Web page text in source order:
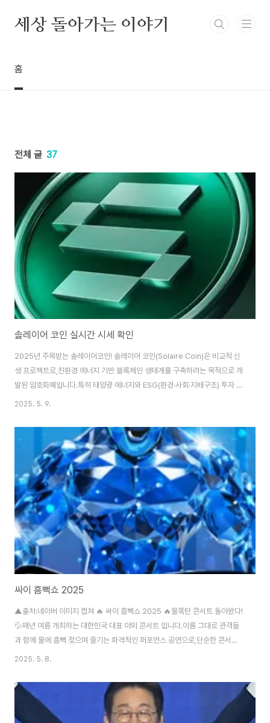
세상 돌아가는 이야기
홈
전체 글 37
솔레이어 코인 실시간 시세 확인
2025년 주목받는 솔레이어코인! 솔레이어 코인(Solaire Coin)은 비교적 신
생 프로젝트로,친환경 에너지 기반 블록체인 생태계를 구축하려는 목적으로 개
발된 암호화폐입니다.특히 태양광 에너지와 ESG(환경·사회·지배구조) 투자 트
렌드를 접목한 것이 주요 특징입니다. 실시간 시세 확인 👆 ※ 본 포스팅은 투자
대한 판단과 책임은 본인에게 있음을 명심하시기 바랍니다.
2025. 5. 9.
싸이 흠뻑쇼 2025
▲출처:네이버 이미지 캡쳐 🔥 싸이 흠뻑쇼 2025 🔥물폭탄 콘서트 돌아왔다!
💦매년 여름 개최하는 대한민국 대표 야외 콘서트 입니다.이름 그대로 관객들
과 함께 물에 흠뻑 젖으며 즐기는 파격적인 퍼포먼스 공연으로,단순한 콘서트
를 넘어선 하나의 여름 문화 축제입니다.인기 공연이라 티켓팅 경쟁이 치열하
2025. 5. 8.